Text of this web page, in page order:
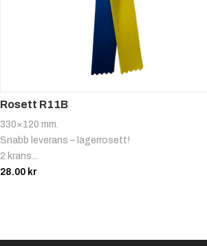
Rosett R11B
330×120 mm.
Snabb leverans – lagerrosett!
2 krans...
28.00 kr